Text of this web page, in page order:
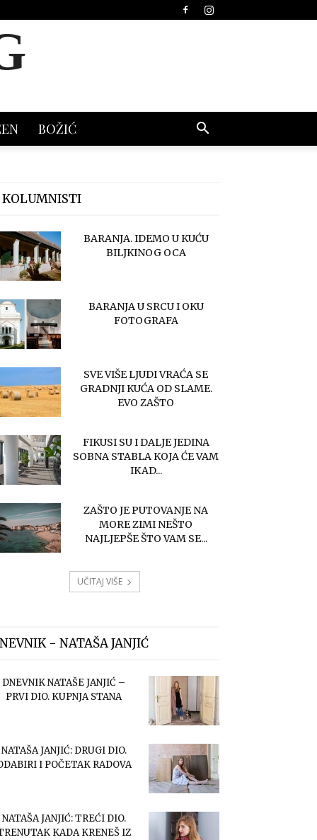
BOŽIĆ
KOLUMNISTI
BARANJA. IDEMO U KUĆU
BILJKINOG OCA
BARANJA U SRCU I OKU
FOTOGRAFA
SVE VIŠE LJUDI VRAĆA SE
GRADNJI KUĆA OD SLAME.
EVO ZAŠTO
FIKUSI SU I DALJE JEDINA
SOBNA STABLA KOJA ĆE VAM
IKAD...
ZAŠTO JE PUTOVANJE NA
MORE ZIMI NEŠTO
NAJLJEPŠE ŠTO VAM SE...
UČITAJ VIŠE
- NATAŠA JANJIĆ
DNEVNIK NATAŠE JANJIĆ –
PRVI DIO. KUPNJA STANA
NATAŠA JANJIĆ: DRUGI DIO.
I POČETAK RADOVA
NATAŠA JANJIĆ: TREĆI DIO.
KADA KRENEŠ IZ